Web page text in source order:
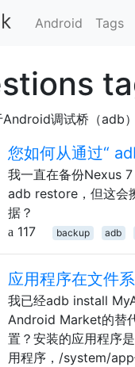
Android Tags
Android调试桥（adb
您如何从通过“
我一直在备份Nexus
adb restore，但这会
据？
117
backup adb
应用程序在文件
我已经adb install
Android Market的替
置？安装的应用程序
用程序，/system/